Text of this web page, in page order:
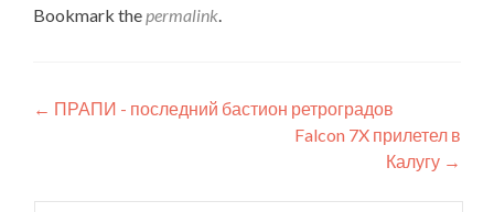
Bookmark thepermalink.
Post
← ПРАПИ - последний бастион ретроградов
Falcon 7X прилетел в
Калугу →